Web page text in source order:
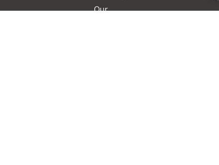
Our